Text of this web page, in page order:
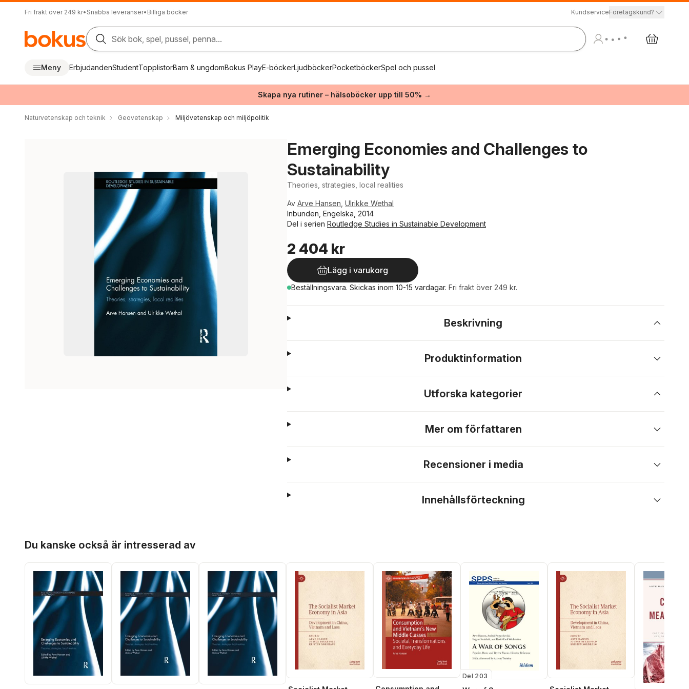
Fri frakt över 249 kr• Snabba leveranser• Billiga böcker KundserviceFöretagskund?
Sök bok, spel, pussel, penna...
Meny ErbjudandenStudentTopplistorBarn & ungdomBokus PlayE-böckerLjudböckerPocketböckerSpel och pussel
Skapa nya rutiner – hälsoböcker upp till 50% →
Naturvetenskap och teknik Geovetenskap Miljövetenskap och miljöpolitik
Emerging Economies and Challenges to
Sustainability
Theories, strategies, local realities
Av Arve Hansen Ulrikke Wethal
Inbunden, Engelska, 2014
Del i serien Routledge Studies in Sustainable Development
2 404 kr
Lägg i varukorg
Beställningsvara. Skickas inom 10-15 vardagar. Fri frakt över 249 kr.
Beskrivning
Produktinformation
Utforska kategorier
Mer om författaren
Recensioner i media
Innehållsförteckning
Du kanske också är intresserad av
Del 203